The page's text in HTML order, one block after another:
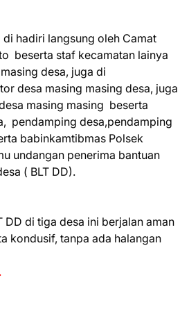
di hadiri langsung oleh Camat
beserta staf kecamatan lainya
desa, juga di
desa masing masing desa, juga
masing masing beserta
pendamping desa,pendamping
babinkamtibmas Polsek
undangan penerima bantuan
( BLT DD).
DD di tiga desa ini berjalan aman
kondusif, tanpa ada halangan